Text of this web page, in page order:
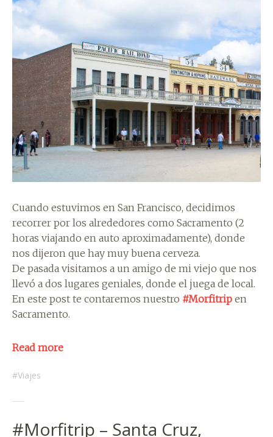
Cuando estuvimos en San Francisco, decidimos
recorrer por los alrededores como Sacramento (2
horas viajando en auto aproximadamente), donde
nos dijeron que hay muy buena cerveza.
De pasada visitamos a un amigo de mi viejo que nos
llevó a dos lugares geniales, donde el juega de local.
En este post te contaremos nuestro #Morfitrip en
Sacramento.
Read more
Viajes
#Morfitrip – Santa Cruz,